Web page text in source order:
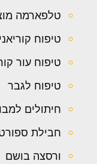
טלפארמה
טיפוח קוריאני
טיפוח עור
טיפוח לגבר
חיתולים
חבילת
ורסצה בושם